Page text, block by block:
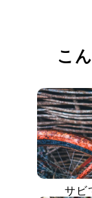
こ
サビ